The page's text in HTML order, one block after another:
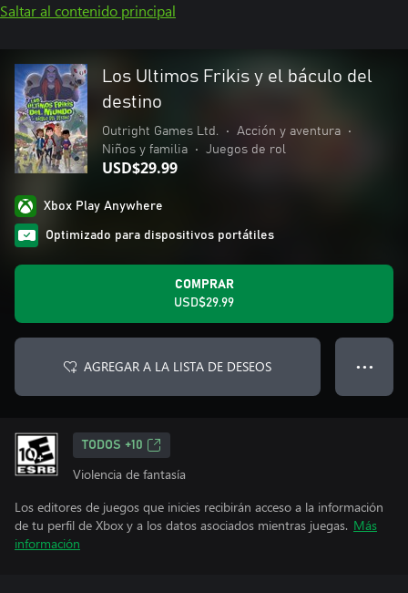
Saltar al contenido principal
Los Ultimos Frikis y el báculo del
destino
Outright Games Ltd. • Acción y aventura
•
Niños y familia
• Juegos de rol
USD$29.99
Xbox Play Anywhere
Optimizado para dispositivos portátiles
COMPRAR
USD$29.99
AGREGAR A LA LISTA DE DESEOS ● ● ●
TODOS +10
Violencia de fantasía
Los editores de juegos que inicies recibirán acceso a la información
de tu perfil de Xbox y a los datos asociados mientras juegas. Más
información